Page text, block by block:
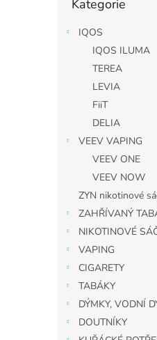
kategorie
Kategorie
IQOS
IQOS ILUMA
TEREA
LEVIA
FiiT
DELIA
VEEV VAPING
VEEV ONE
VEEV NOW
ZYN nikotinové
ZAHŘÍVANÝ
NIKOTINOVÉ
VAPING
CIGARETY
TABÁKY
DÝMKY, VODNÍ
DOUTNÍKY